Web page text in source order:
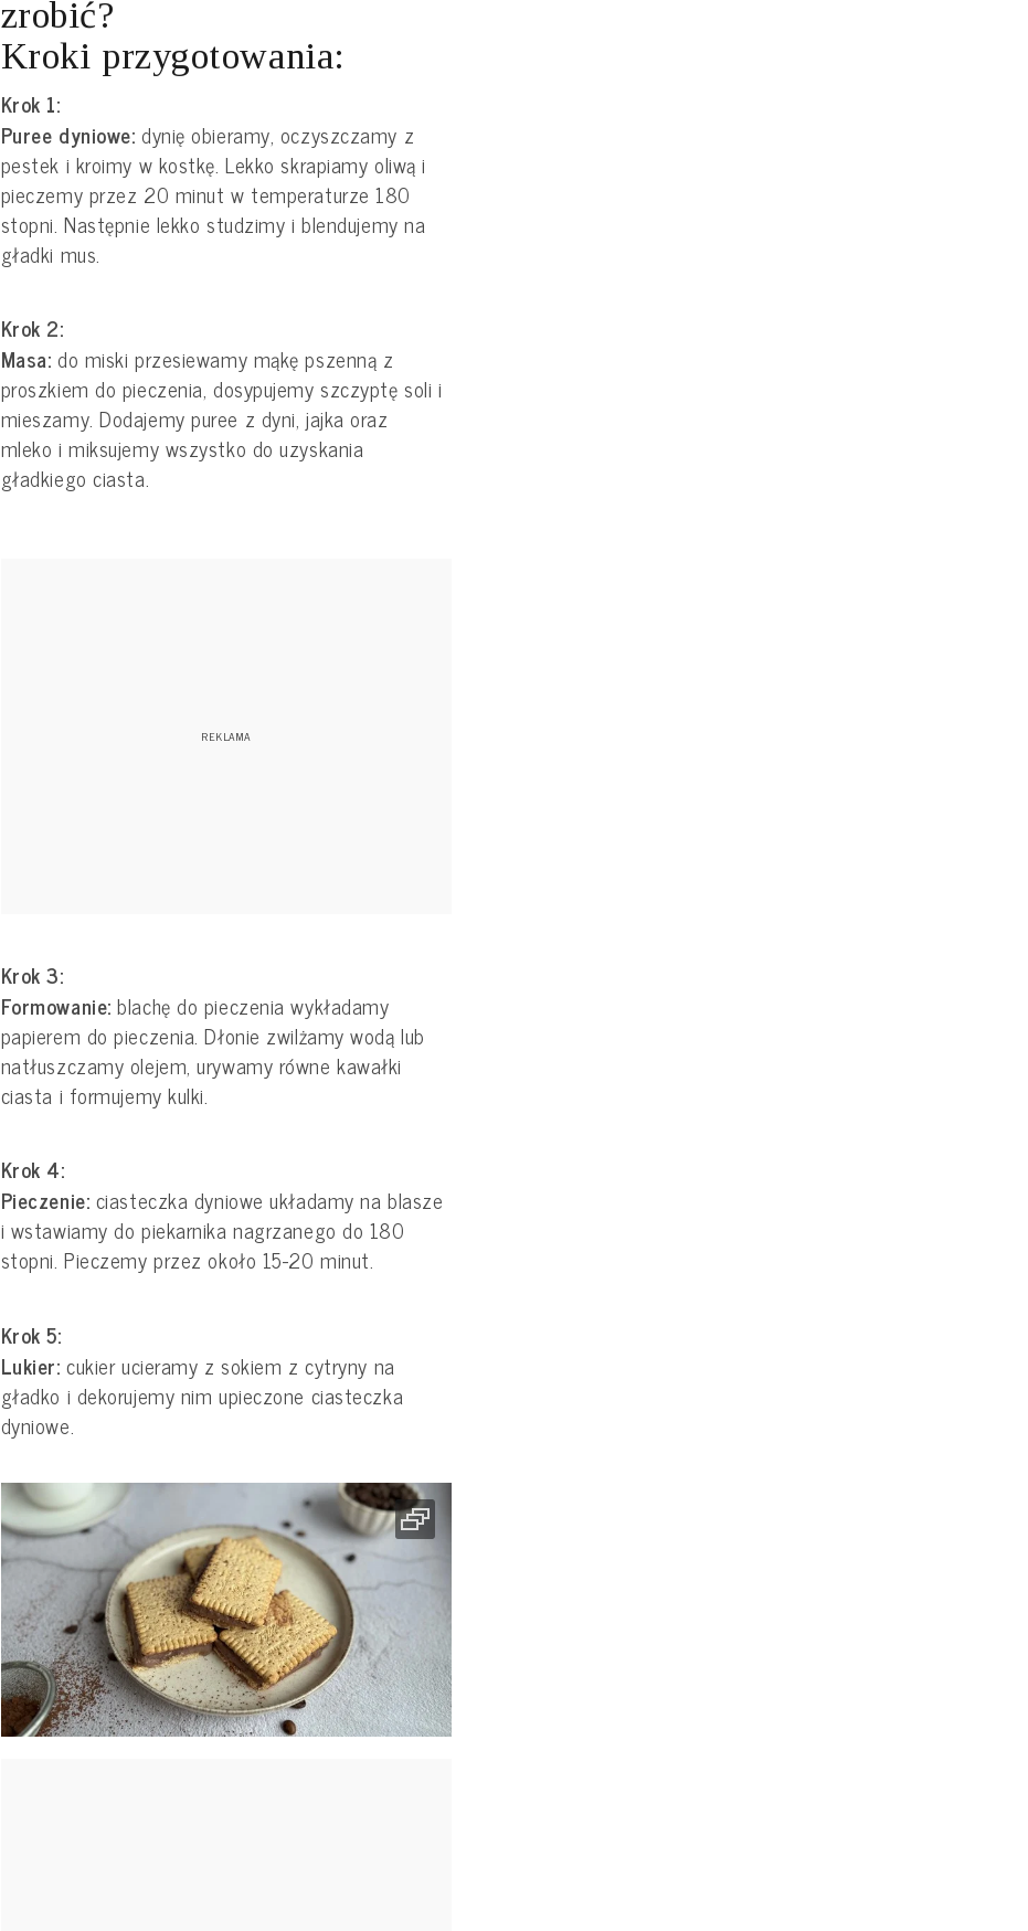
zrobić?
Kroki przygotowania:
Krok 1:
Puree dyniowe:dynię obieramy, oczyszczamy z
pestek i kroimy w kostkę. Lekko skrapiamy oliwą i
pieczemy przez 20 minut w temperaturze 180
stopni. Następnie lekko studzimy i blendujemy na
gładki mus.
Krok 2:
Masa:do miski przesiewamy mąkę pszenną z
proszkiem do pieczenia, dosypujemy szczyptę soli i
mieszamy. Dodajemy puree z dyni, jajka oraz
mleko i miksujemy wszystko do uzyskania
gładkiego ciasta.
Krok 3:
Formowanie:blachę do pieczenia wykładamy
papierem do pieczenia. Dłonie zwilżamy wodą lub
natłuszczamy olejem, urywamy równe kawałki
ciasta i formujemy kulki.
Krok 4:
Pieczenie: ciasteczka dyniowe układamy na blasze
i wstawiamy do piekarnika nagrzanego do 180
stopni. Pieczemy przez około 15-20 minut.
Krok 5:
Lukier:cukier ucieramy z sokiem z cytryny na
gładko i dekorujemy nim upieczone ciasteczka
dyniowe.